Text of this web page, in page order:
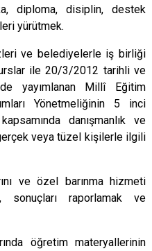
diploma, disiplin, destek
yürütmek.
ve belediyelerle iş birliği
ile 20/3/2012 tarihli ve
yayımlanan Millî Eğitim
Yönetmeliğinin 5 inci
danışmanlık ve
veya tüzel kişilerle ilgili
ve özel barınma hizmeti
sonuçları raporlamak ve
öğretim materyallerinin